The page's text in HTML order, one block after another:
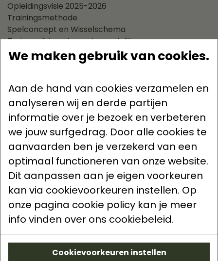
Opleidingsvisie 2025-2026
Trainingsmethode
Spelconcept en Wisselschema
Trainers & jeugdverantwoordelijken
Trainingsschema jeugd
Ethiek Jeugdvoetbal
Clubinfo
Nieuws
Bestuur
Historiek
Intern Reglement
Ethiek Jeugdvoetbal
Aangifte ongevallen
Wettelijk
Privacy voorwaarden
We maken gebruik van cookies.
Aan de hand van cookies verzamelen en
analyseren wij en derde partijen
informatie over je bezoek en verbeteren
we jouw surfgedrag. Door alle cookies te
aanvaarden ben je verzekerd van een
optimaal functioneren van onze website.
Dit aanpassen aan je eigen voorkeuren
kan via cookievoorkeuren instellen. Op
onze pagina cookie policy kan je meer
info vinden over ons cookiebeleid.
Cookievoorkeuren instellen